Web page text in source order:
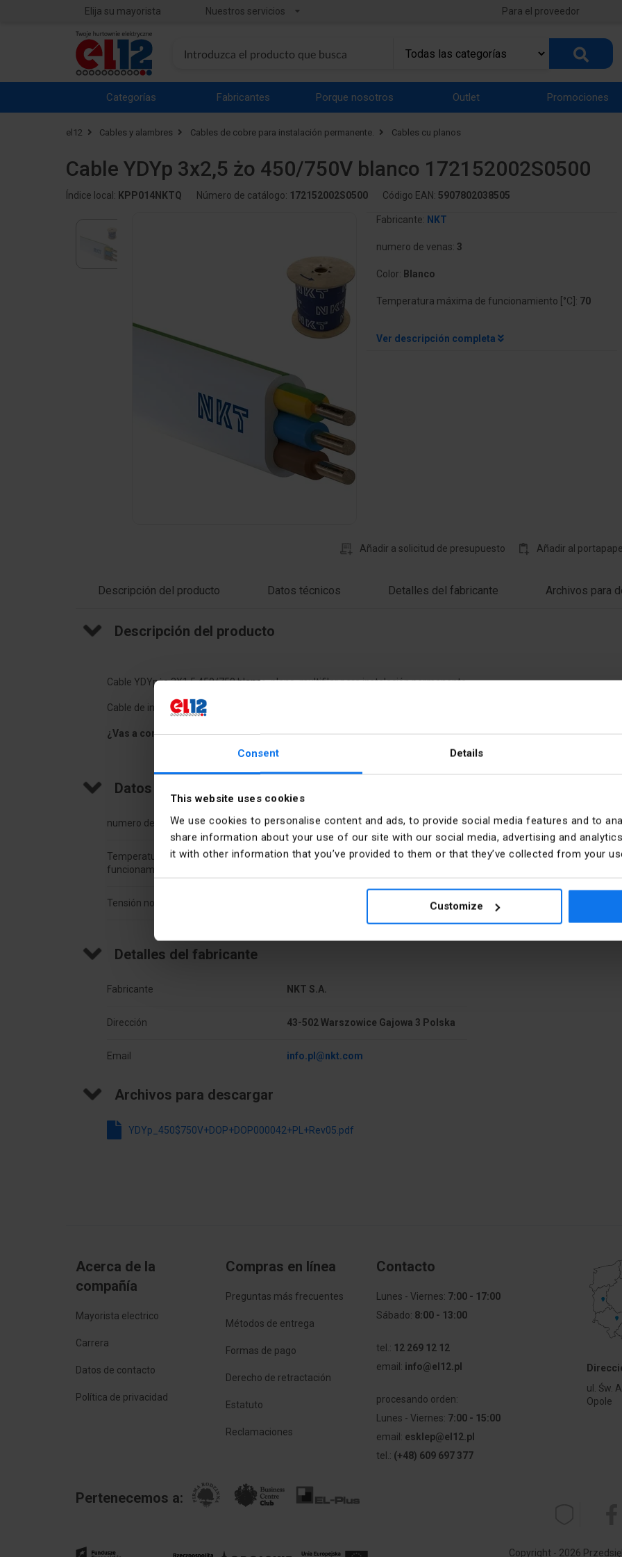
Consent Details
This website uses cookies
We use cookies to personalise content and ads, to provide social media features and to
share information about your use of our site with our social media, advertising and
it with other information that you’ve provided to them or that they’ve collected from your
Customize
Elija su mayorista Nuestros servicios Para el proveedor
Categorías Fabricantes Porque nosotros Outlet Promociones
el12 Cables y alambres Cables de cobre para instalación permanente. Cables cu planos
Cable YDYp 3x2,5 żo 450/750V blanco 172152002S0500
Índice local: KPP014NKTQ Número de catálogo: 172152002S0500 Código EAN: 5907802038505
Fabricante: NKT
numero de venas: 3
Color: Blanco
Temperatura máxima de funcionamiento [°C]: 70
Ver descripción completa
Añadir a solicitud de presupuesto Añadir al
Descripción del producto Datos técnicos Detalles del fabricante Archivos para
Descripción del producto
Cable YDYpżo 3X1,5 450/750 blanco, plano, multifilar para instalación permanente.
Cable de instalación con conductores monofilares de cobre en aislamiento y revestimiento de PVC
¿Vas a comprar 100 metros o múltiplos?¡Aquípuedes comprarlo más barato!
Datos técnicos
numero de venas 3
Temperatura máxima de
funcionamiento [°C]
70
Tensión nominal [V]
Color
material de la vena
Sección del conductor
Tipo
Żyła uziemiająca
Pancerz/zbrojenie
Gatunek materiału powłoki
Inne
Geometria kabla
Klasa emisji dymu wg EN 13501-6
Nierozprzestrzeniający płomienia Zgodnie z IEC/EN 60332-1-2
Materiał powłoki
Klasa reakcji na ogień wg EN
Klasa wytwarzania płonących
Olejoodporny (zgodnie z EN
Detalles del fabricante
Fabricante NKT S.A.
Dirección 43-502 Warszowice Gajowa 3 Polska
Email info.pl@nkt.com
Archivos para descargar
YDYp_450$750V+DOP+DOP000042+PL+Rev05.pdf
Acerca de la
compañía
Mayorista electrico
Carrera
Datos de contacto
Política de privacidad
Compras en línea
Preguntas más frecuentes
Métodos de entrega
Formas de pago
Derecho de retractación
Estatuto
Reclamaciones
Contacto
Lunes - Viernes: 7:00 - 17:00
Sábado: 8:00 - 13:00
tel.: 12 269 12 12
email: info@el12.pl
procesando orden:
Lunes - Viernes: 7:00 - 15:00
email: esklep@el12.pl
tel.: (+48) 609 697 377
ul. Św.
Opole
Pertenecemos a:
Copyright - 2026